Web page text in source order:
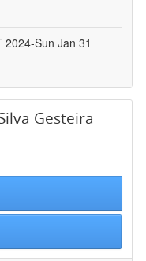
Sun Jan 31
Gesteira